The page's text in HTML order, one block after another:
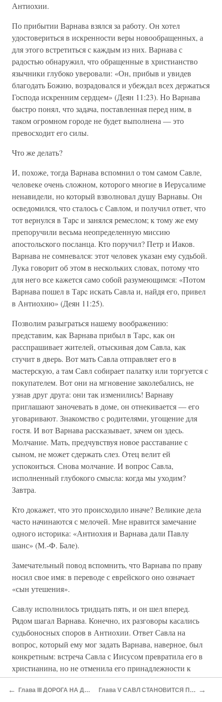
Антиохии.
По прибытии Варнава взялся за работу. Он хотел
удостовериться в искренности веры новообращенных, а
для этого встретиться с каждым из них. Варнава с
радостью обнаружил, что обращенные в христианство
язычники глубоко уверовали: «Он, прибыв и увидев
благодать Божию, возрадовался и убеждал всех держаться
Господа искренним сердцем» (Деян 11:23). Но Варнава
быстро понял, что задача, поставленная перед ним, в
таком огромном городе не будет выполнена — это
превосходит его силы.
Что же делать?
И, похоже, тогда Варнава вспомнил о том самом Савле,
человеке очень сложном, которого многие в Иерусалиме
ненавидели, но который взволновал душу Варнавы. Он
осведомился, что сталось с Савлом, и получил ответ, что
тот вернулся в Тарc и занялся ремеслом; к тому же ему
препоручили весьма неопределенную миссию
апостольского посланца. Кто поручил? Петр и Иаков.
Варнава не сомневался: этот человек указан ему судьбой.
Лука говорит об этом в нескольких словах, потому что
для него все кажется само собой разумеющимся: «Потом
Варнава пошел в Тарc искать Савла и, найдя его, привел
в Антиохию» (Деян 11:25).
Позволим разыграться нашему воображению:
представим, как Варнава прибыл в Тарc, как он
расспрашивает жителей, отыскивая дом Савла, как
стучит в дверь. Вот мать Савла отправляет его в
мастерскую, а там Савл собирает палатку или торгуется с
покупателем. Вот они на мгновение заколебались, не
узнав друг друга: они так изменились! Варнаву
приглашают заночевать в доме, он отнекивается — его
уговаривают. Знакомство с родителями, угощение для
гостя. И вот Варнава рассказывает, зачем он здесь.
Молчание. Мать, предчувствуя новое расставание с
сыном, не может сдержать слез. Отец велит ей
успокоиться. Снова молчание. И вопрос Савла,
исполненный глубокого смысла: когда мы уходим?
Завтра.
Кто докажет, что это происходило иначе? Великие дела
часто начинаются с мелочей. Мне нравится замечание
одного историка: «Антиохия и Варнава дали Павлу
шанс» (М.-Ф. Бале).
Замечательный повод вспомнить, что Варнава по праву
носил свое имя: в переводе с еврейского оно означает
«сын утешения».
Савлу исполнилось тридцать пять, и он шел вперед.
Рядом шагал Варнава. Конечно, их разговоры касались
судьбоносных споров в Антиохии. Ответ Савла на
вопрос, который ему мог задать Варнава, наверное, был
конкретным: встреча Савла с Иисусом превратила его в
христианина, но не отменила его принадлежности к
иудаизму. Задача Савла: он должен рассказать всем
людям, что Сын Божий распят во искупление грехов всех
← Глава III ДОРОГА НА ДАМАСК Глава V САВЛ СТАНОВИТСЯ ПАВЛОМ →